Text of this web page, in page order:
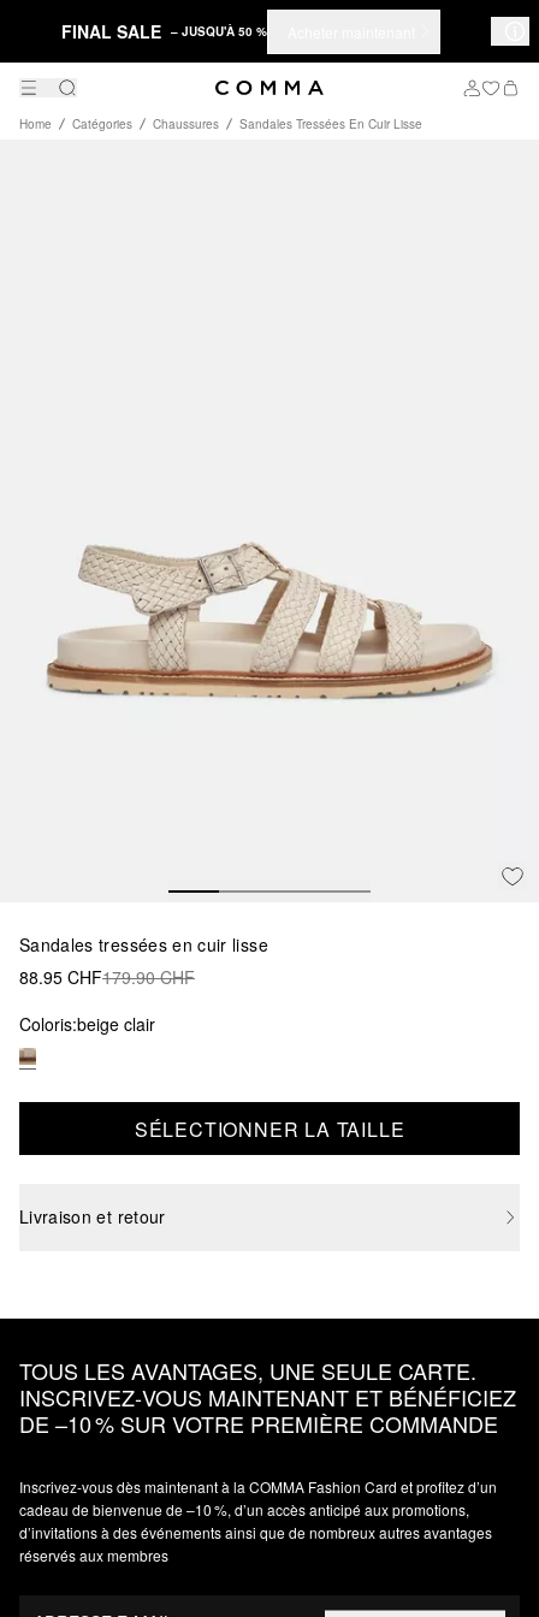
FINAL SALE – JUSQU'À 50 %
Home Catégories Chaussures Sandales Tressées En Cuir Lisse
Sandales tressées en cuir lisse
88.95 CHF179.90 CHF
Coloris:beige clair
SÉLECTIONNER LA TAILLE
Livraison et retour
TOUS LES AVANTAGES, UNE SEULE CARTE.
INSCRIVEZ‑VOUS MAINTENANT ET BÉNÉFICIEZ
DE –10 % SUR VOTRE PREMIÈRE COMMANDE
Inscrivez‑vous dès maintenant à la COMMA Fashion Card et profitez d’un
cadeau de bienvenue de –10 %, d’un accès anticipé aux promotions,
d’invitations à des événements ainsi que de nombreux autres avantages
réservés aux membres